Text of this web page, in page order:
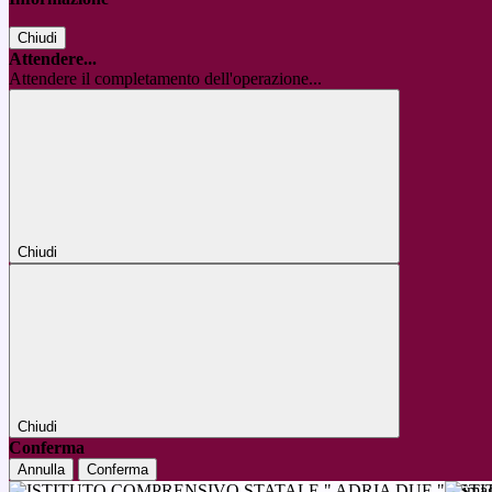
Chiudi
Attendere...
Attendere il completamento dell'operazione...
Chiudi
Chiudi
Conferma
Annulla Conferma